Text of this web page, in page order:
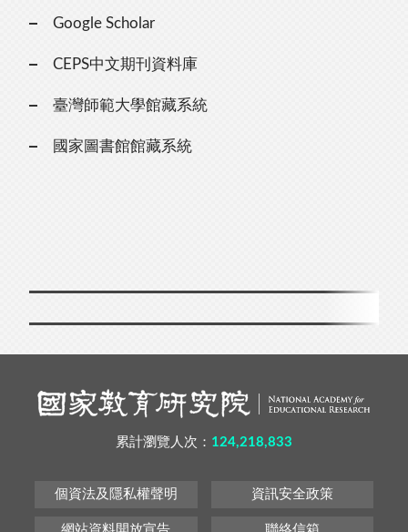
Google Scholar
CEPS中文期刊資料庫
臺灣師範大學館藏系統
國家圖書館館藏系統
累計瀏覽人次： 124,218,833
個資法及隱私權聲明 資訊安全政策